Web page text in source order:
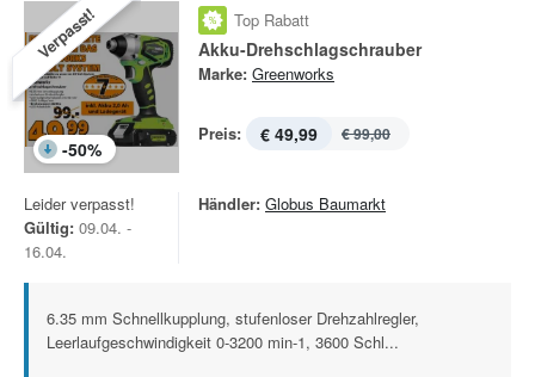
Verpasst!
-50%
Top Rabatt
Akku-Drehschlagschrauber
Marke: Greenworks
Preis: € 49,99 € 99,00
Leider verpasst!
Gültig: 09.04. -
16.04.
Händler: Globus Baumarkt
6.35 mm Schnellkupplung, stufenloser Drehzahlregler,
Leerlaufgeschwindigkeit 0-3200 min-1, 3600 Schl...